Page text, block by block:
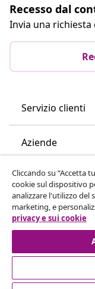
Recesso dal
Invia una
Servizio clienti
Aziende
vidaXL
Scopri di più
Cliccando su “Accetta
cookie sul dispositivo
analizzare l'utilizzo del
marketing, e
privacy e sui cookie